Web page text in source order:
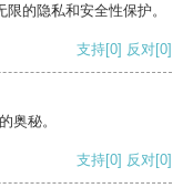
的隐私和安全性保护。
支持[0] 反对[0]
奥秘。
支持[0] 反对[0]